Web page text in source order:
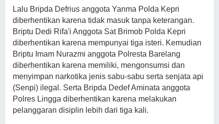
Lalu Bripda Defrius anggota Yanma Polda Kepri
diberhentikan karena tidak masuk tanpa keterangan.
Briptu Dedi Rifa'i Anggota Sat Brimob Polda Kepri
diberhentikan karena mempunyai tiga isteri. Kemudian
Briptu Imam Nurazmi anggota Polresta Barelang
diberhentikan karena memiliki, mengonsumsi dan
menyimpan narkotika jenis sabu-sabu serta senjata api
(Senpi) ilegal. Serta Bripda Dedef Aminata anggota
Polres Lingga diberhentikan karena melakukan
pelanggaran disiplin lebih dari tiga kali.